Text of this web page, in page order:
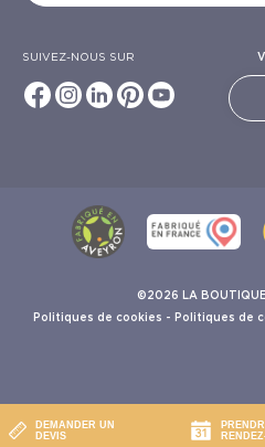
SUIVEZ-NOUS SUR
©2026 LA BOUTIQUE
Politiques de cookies - Politiques de
DEMANDER UN
DEVIS